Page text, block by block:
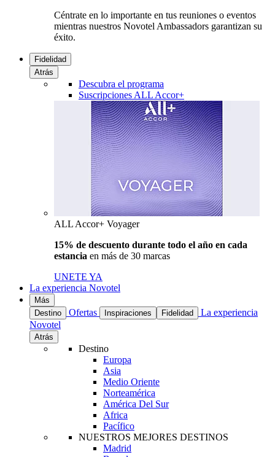
Céntrate en lo importante en tus reuniones o eventos
mientras nuestros Novotel Ambassadors garantizan su
éxito.
Fidelidad
Atrás
Descubra el programa
Suscripciones ALL Accor+
ALL Accor+ Voyager
15% de descuento durante todo el año en cada
estancia en más de 30 marcas
UNETE YA
La experiencia Novotel
Más
Destino
Ofertas Inspiraciones Fidelidad
La experiencia
Novotel
Atrás
Destino
Europa
Asia
Medio Oriente
Norteamérica
América Del Sur
Africa
Pacífico
NUESTROS MEJORES DESTINOS
Madrid